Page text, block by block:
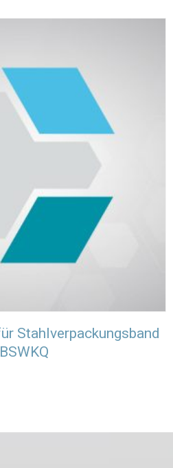
Stahlverpackungsband